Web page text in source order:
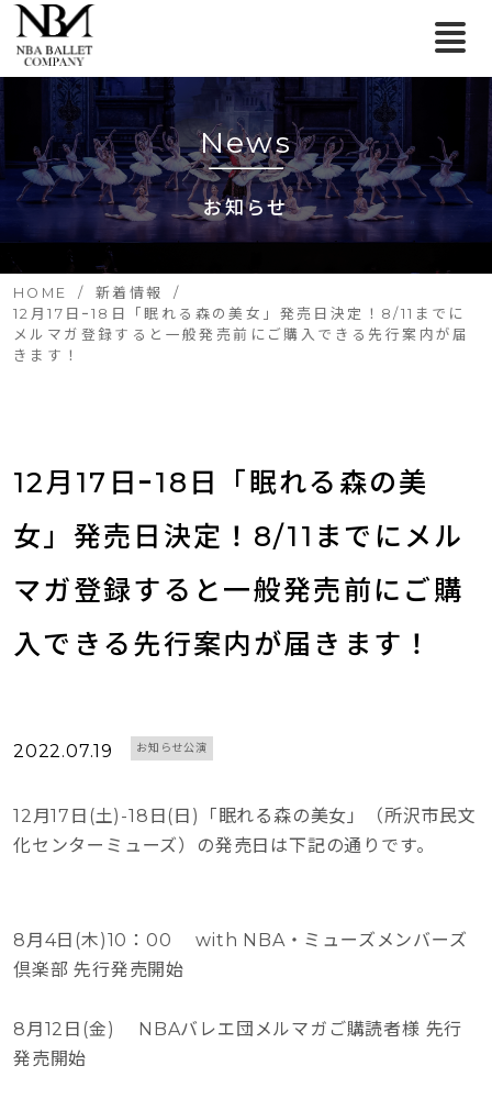
News
お知らせ
HOME
新着情報
12月17日ｰ18日「眠れる森の美女」発売日決定！8/11までに
メルマガ登録すると一般発売前にご購入できる先行案内が届
きます！
12月17日ｰ18日「眠れる森の美
女」発売日決定！8/11までにメル
マガ登録すると一般発売前にご購
入できる先行案内が届きます！
2022.07.19 お知らせ公演
12月17日(土)-18日(日)「眠れる森の美女」（所沢市民文
化センターミューズ）の発売日は下記の通りです。
8月4日(木)10：00 with NBA・ミューズメンバーズ
倶楽部 先行発売開始
8月12日(金) NBAバレエ団メルマガご購読者様 先行
発売開始